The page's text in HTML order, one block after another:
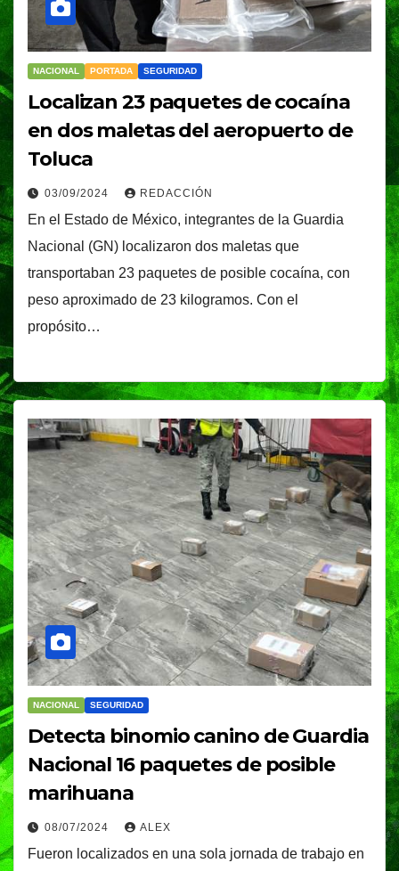
NACIONAL PORTADA SEGURIDAD
Localizan 23 paquetes de cocaína
en dos maletas del aeropuerto de
Toluca
03/09/2024 REDACCIÓN
En el Estado de México, integrantes de la Guardia
Nacional (GN) localizaron dos maletas que
transportaban 23 paquetes de posible cocaína, con
peso aproximado de 23 kilogramos. Con el
propósito…
NACIONAL SEGURIDAD
Detecta binomio canino de Guardia
Nacional 16 paquetes de posible
marihuana
08/07/2024 ALEX
Fueron localizados en una sola jornada de trabajo en